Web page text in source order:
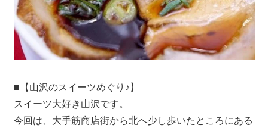
■【山沢のスイーツめぐり♪】
スイーツ大好き山沢です。
今回は、大手筋商店街から北へ少し歩いたところにある